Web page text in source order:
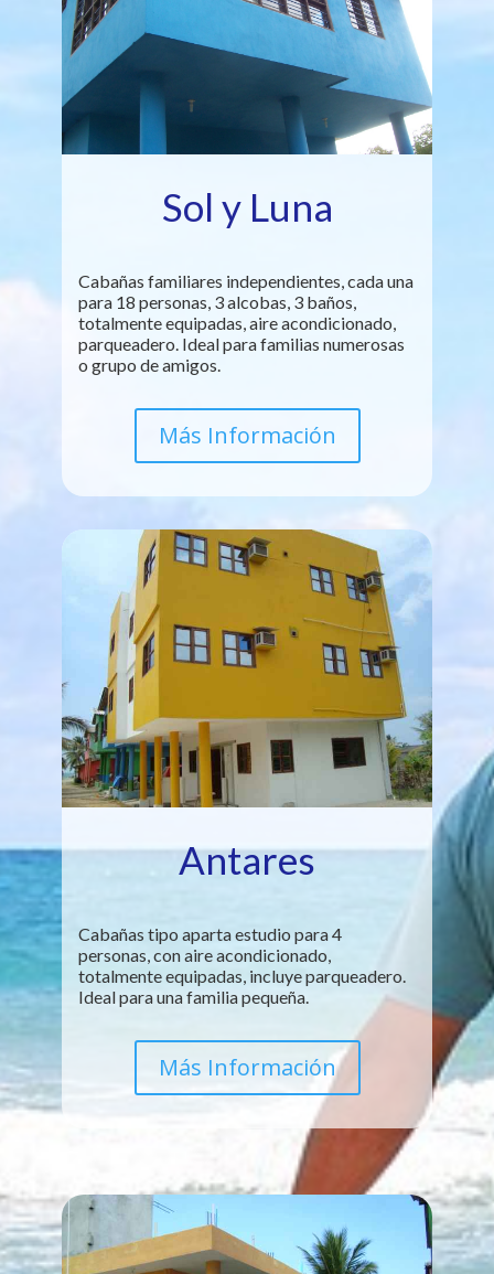
Sol y Luna
Cabañas familiares independientes, cada una
para 18 personas, 3 alcobas, 3 baños,
totalmente equipadas, aire acondicionado,
parqueadero. Ideal para familias numerosas
o grupo de amigos.
Más Información
Antares
Cabañas tipo aparta estudio para 4
personas, con aire acondicionado,
totalmente equipadas, incluye parqueadero.
Ideal para una familia pequeña.
Más Información